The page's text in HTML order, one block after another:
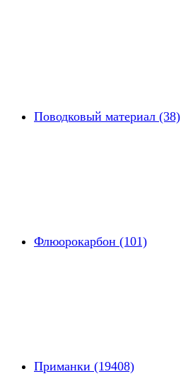
Поводковый материал (38)
Флюорокарбон (101)
Приманки (19408)